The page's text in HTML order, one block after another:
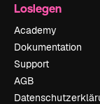
Loslegen
Academy
Dokumentation
Support
AGB